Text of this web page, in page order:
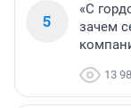
5
«С
зачем
13